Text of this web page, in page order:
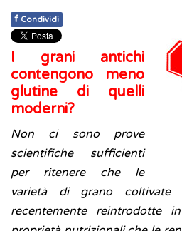
f Condividi
I grani antichi
contengono meno
glutine di quelli
moderni?
Non ci sono prove
scientifiche sufficienti
per ritenere che le
varietà di grano
recentemente reintrodotte